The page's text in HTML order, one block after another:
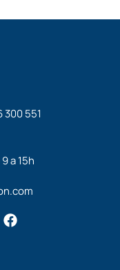
300 551
a 15h
F
a